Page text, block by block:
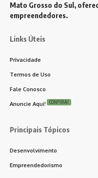
Mato Grosso do Sul,
empreendedores.
Links Úteis
Privacidade
Termos de Uso
Fale Conosco
Anuncie Aqui! CONFIRA!
Principais Tópicos
Desenvolvimento
Empreendedorismo